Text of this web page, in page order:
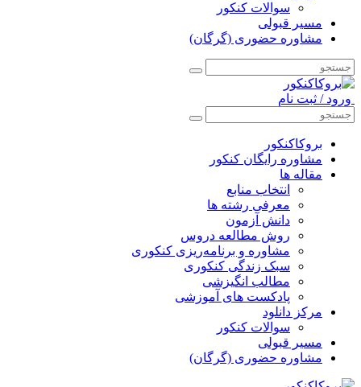
سوالات کنکور
مسیر قبولی
مشاوره حضوری (گرگان)
ورود / ثبت نام
بروکاکنکور
مشاوره رایگان کنکور
مقاله ها
انتخاب منابع
معرفی رشته ها
دانش آزمون
روش مطالعه دروس
مشاوره و برنامه‌ریزی کنکوری
سبک زندگی کنکوری
مطالب انگیزشی
پادکست های آموزشی
مرکز دانلود
سوالات کنکور
مسیر قبولی
مشاوره حضوری (گرگان)